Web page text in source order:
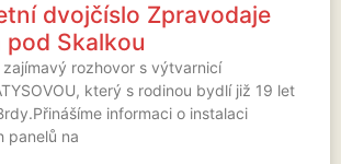
dvojčíslo Zpravodaje
pod Skalkou
rozhovor s výtvarnicí
který s rodinou bydlí již 19 let
informaci o instalaci
panelů na